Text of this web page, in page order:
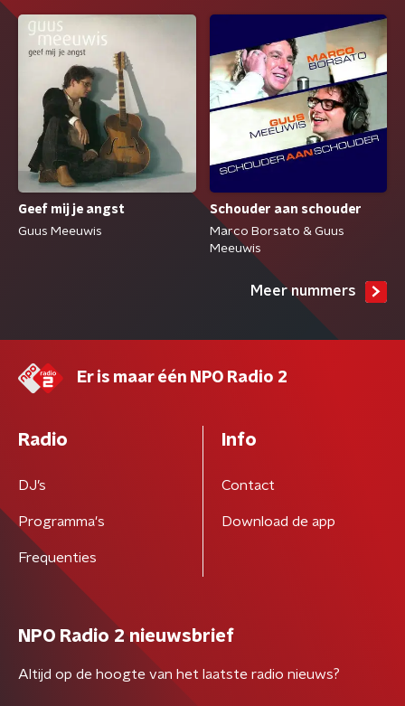
Geef mij je angst
Guus Meeuwis
Schouder aan schouder
Marco Borsato & Guus
Meeuwis
Meer nummers
Er is maar één NPO Radio 2
Radio
DJ’s
Programma's
Frequenties
Info
Contact
Download de app
NPO Radio 2 nieuwsbrief
Altijd op de hoogte van het laatste radio nieuws?